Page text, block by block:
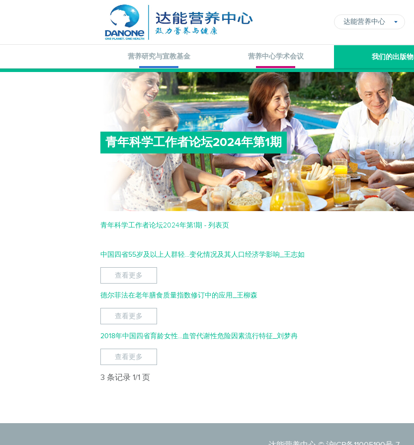
达能营养中心
营养研究与宣教基金 营养中心学术会议 我们的出版物
青年科学工作者论坛2024年第1期
青年科学工作者论坛2024年第1期 - 列表页
中国四省55岁及以上人群轻...变化情况及其人口经济学影响_王志如
查看更多
德尔菲法在老年膳食质量指数修订中的应用_王柳森
查看更多
2018年中国四省育龄女性...血管代谢性危险因素流行特征_刘梦冉
查看更多
3 条记录 1/1 页